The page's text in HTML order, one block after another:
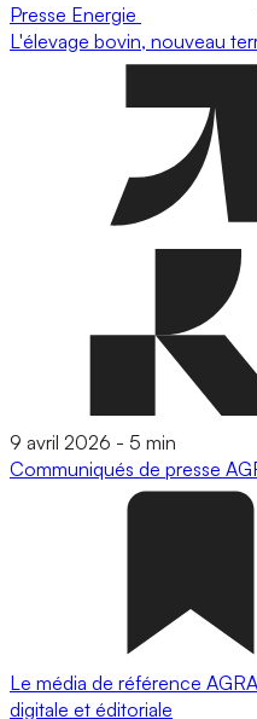
Presse Energie
L'élevage bovin, nouveau
9 avril 2026 - 5 min
Communiqués de presse
Le média de référence
digitale et éditoriale